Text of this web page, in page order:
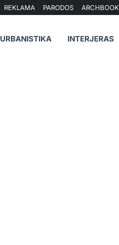
REKLAMA PARODOS ARCHBOOK
URBANISTIKA INTERJERAS